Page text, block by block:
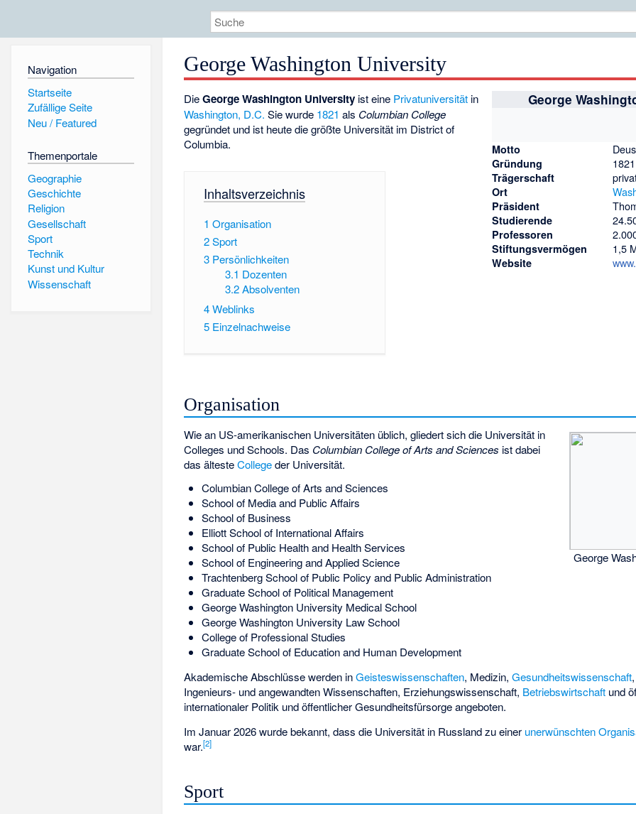
Navigation
Startseite
Zufällige Seite
Neu / Featured
Themenportale
Geographie
Geschichte
Religion
Gesellschaft
Sport
Technik
Kunst und Kultur
Wissenschaft
George Washington University
George
Motto
Gründung 1821
Trägerschaft
Ort
Präsident
Studierende
Professoren
Stiftungsvermögen 1,5
Website
DieGeorge Washington University ist eine Privatuniversität in
Washington, D.C. Sie wurde 1821 als Columbian College
gegründet und ist heute die größte Universität im District of
Columbia.
Inhaltsverzeichnis
1 Organisation
2Sport
3 Persönlichkeiten
3.1 Dozenten
3.2 Absolventen
4Weblinks
5 Einzelnachweise
Organisation
George
Wie an US-amerikanischen Universitäten üblich, gliedert sich die Universität in
Colleges und Schools. Das Columbian College of Arts and Sciences ist dabei
das ältesteCollegeder Universität.
Columbian College of Arts and Sciences
School of Media and Public Affairs
School of Business
Elliott School of International Affairs
School of Public Health and Health Services
School of Engineering and Applied Science
Trachtenberg School of Public Policy and Public Administration
Graduate School of Political Management
George Washington University Medical School
George Washington University Law School
College of Professional Studies
Graduate School of Education and Human Development
Akademische Abschlüsse werden inGeisteswissenschaften, Medizin,Gesundheitswissenschaft
Ingenieurs- und angewandten Wissenschaften, Erziehungswissenschaft, Betriebswirtschaft und
internationaler Politik und öffentlicher Gesundheitsfürsorge angeboten.
Im Januar 2026 wurde bekannt, dass die Universität in Russland zu einer unerwünschten
war.[2]
Sport